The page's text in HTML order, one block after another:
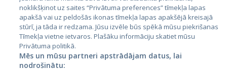
noklikšķinot uz saites “Privātuma preferences” tīmekļa lapas
apakšā vai uz peldošās ikonas tīmekļa lapas apakšējā kreisajā
stūrī, ja tāda ir redzama. Jūsu izvēle būs spēkā mūsu piekrišanas
Tīmekļa vietne ietvaros. Plašāku informāciju skatiet mūsu
Privātuma politikā.
Mēs un mūsu partneri apstrādājam datus, lai
nodrošinātu: